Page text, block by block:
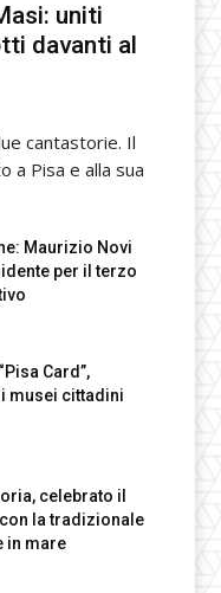
uniti
davanti al
cantastorie. Il
a Pisa e alla sua
Maurizio Novi
per il terzo
Card”,
musei cittadini
celebrato il
la tradizionale
in mare